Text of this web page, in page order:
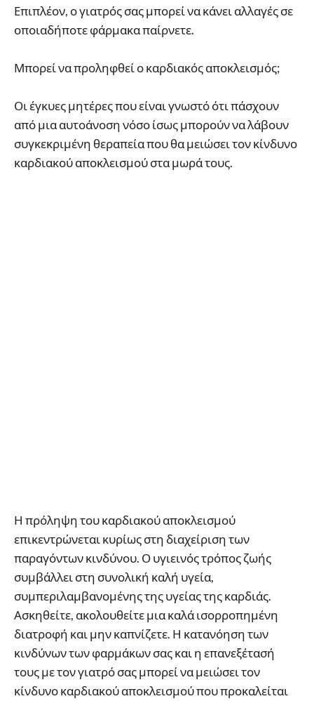
Επιπλέον, ο γιατρός σας μπορεί να κάνει αλλαγές σε
οποιαδήποτε φάρμακα παίρνετε.
Μπορεί να προληφθεί ο καρδιακός αποκλεισμός;
Οι έγκυες μητέρες που είναι γνωστό ότι πάσχουν
από μια αυτοάνοση νόσο ίσως μπορούν να λάβουν
συγκεκριμένη θεραπεία που θα μειώσει τον κίνδυνο
καρδιακού αποκλεισμού στα μωρά τους.
Η πρόληψη του καρδιακού αποκλεισμού
επικεντρώνεται κυρίως στη διαχείριση των
παραγόντων κινδύνου. Ο υγιεινός τρόπος ζωής
συμβάλλει στη συνολική καλή υγεία,
συμπεριλαμβανομένης της υγείας της καρδιάς.
Ασκηθείτε, ακολουθείτε μια καλά ισορροπημένη
διατροφή και μην καπνίζετε. Η κατανόηση των
κινδύνων των φαρμάκων σας και η επανεξέτασή
τους με τον γιατρό σας μπορεί να μειώσει τον
κίνδυνο καρδιακού αποκλεισμού που προκαλείται